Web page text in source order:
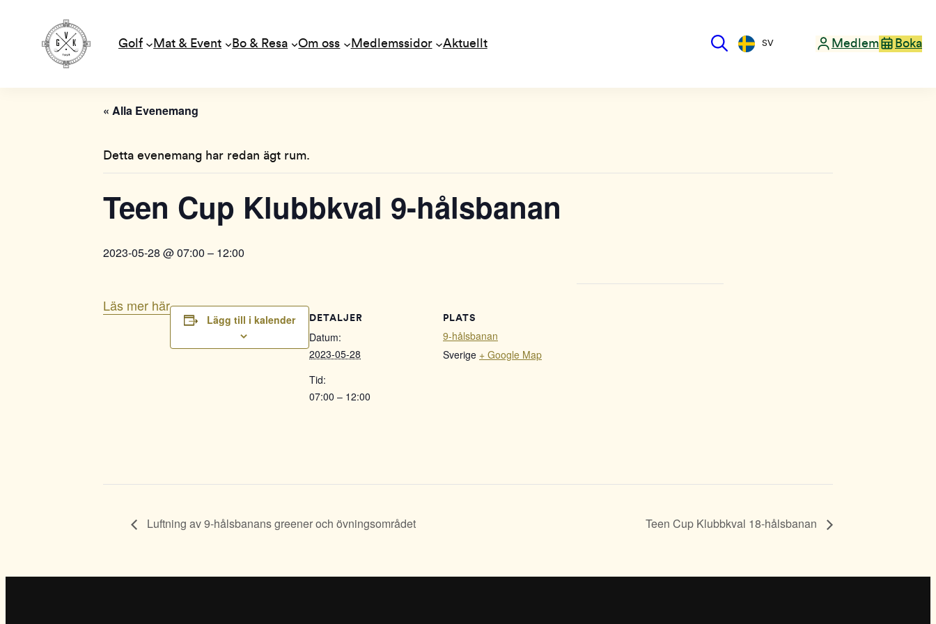
Golf Mat & Event Bo & Resa Om oss Medlemssidor Aktuellt SV Medlem Boka
« Alla Evenemang
Detta evenemang har redan ägt rum.
Teen Cup Klubbkval 9-hålsbanan
2023-05-28 @ 07:00 – 12:00
Läs mer här
Lägg till i kalender DETALJER
Datum:
2023-05-28
Tid:
07:00 – 12:00
PLATS
9-hålsbanan
Sverige + Google Map
Luftning av 9-hålsbanans greener och övningsområdet Teen Cup Klubbkval 18-hålsbanan